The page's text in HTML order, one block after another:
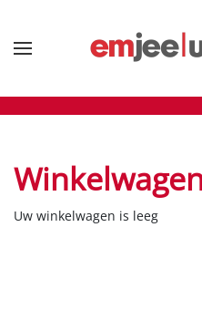
Terug naar hoofdinhoud
Uw winkelwagen is leeg